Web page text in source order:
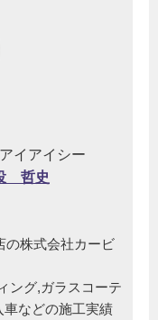
イアイシー
哲史
の株式会社カービ
ング,ガラスコーテ
車などの施工実績